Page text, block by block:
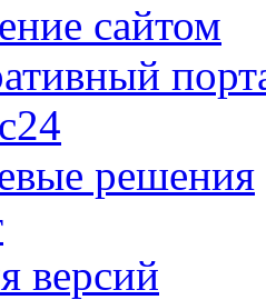
сайтом
решения
версий